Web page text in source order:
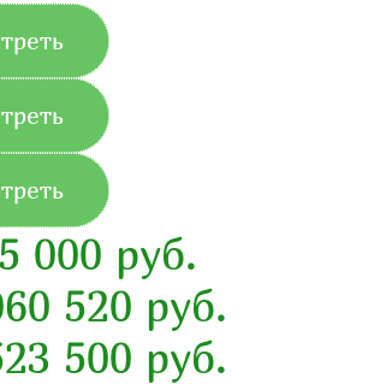
000 руб.
520 руб.
500 руб.